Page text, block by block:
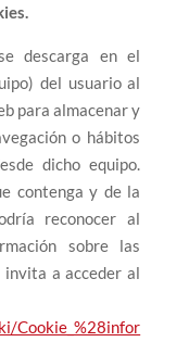
descarga en el
del usuario al
para almacenar y
o hábitos
dicho equipo.
contenga y de la
reconocer al
sobre las
invita a acceder al
Cookie_%28infor